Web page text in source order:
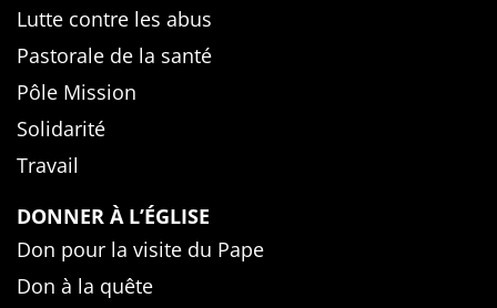
Lutte contre les abus
Pastorale de la santé
Pôle Mission
Solidarité
Travail
DONNER À L’ÉGLISE
Don pour la visite du Pape
Don à la quête